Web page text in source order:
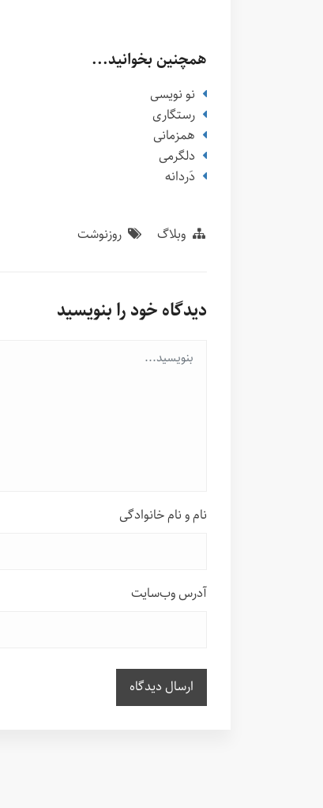
همچنین بخوانید...
نو نویسی
رستگاری
همزمانی
دلگرمی
دَردانه
وبلاگ روزنوشت
دیدگاه خود را بنویسید
نام و نام خانوادگی
آدرس وب‌سایت
ارسال دیدگاه